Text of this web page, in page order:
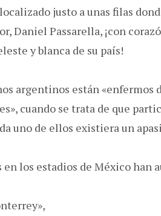
justo a unas filas
Daniel Passarella, ¡con
y blanca de su país!
argentinos están «enfermos
cuando se trata de que
uno de ellos existiera un
en los estadios de México han